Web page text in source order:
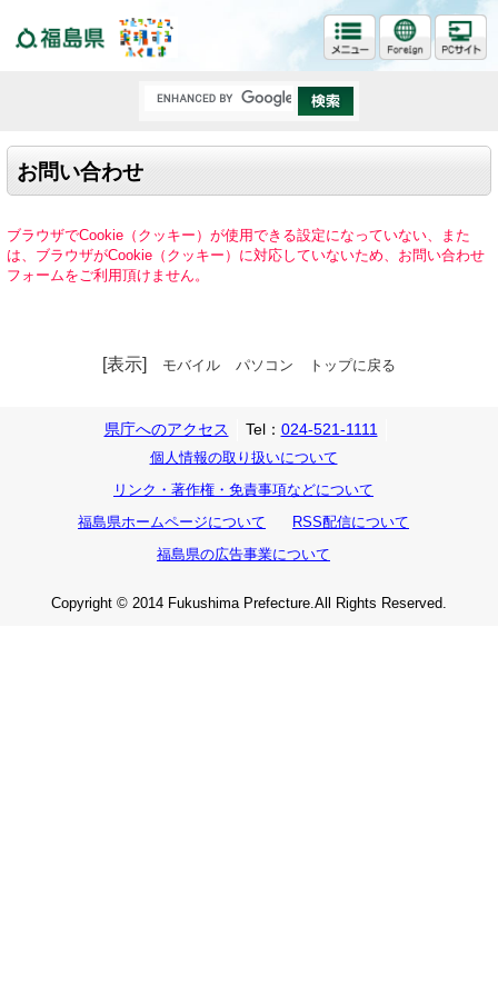
お問い合わせ
ブラウザでCookie（クッキー）が使用できる設定になっていない、また
は、ブラウザがCookie（クッキー）に対応していないため、お問い合わせ
フォームをご利用頂けません。
[表示] モバイル パソコン トップに戻る
県庁へのアクセス Tel： 024-521-1111
個人情報の取り扱いについて
リンク・著作権・免責事項などについて
福島県ホームページについて
RSS配信について
福島県の広告事業について
Copyright © 2014 Fukushima Prefecture.All Rights Reserved.